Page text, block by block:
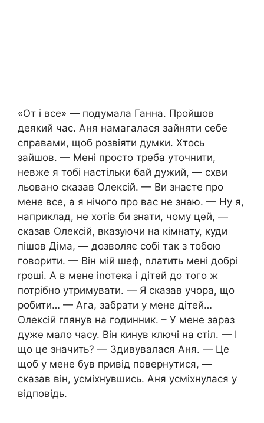
«От і все» — подумала Ганна. Пройшов
деякий час. Аня намагалася зайняти себе
справами, щоб розвіяти думки. Хтось
зайшов. — Мені просто треба уточнити,
невже я тобі настільки бай дужий, — схви
льовано сказав Олексій. — Ви знаєте про
мене все, а я нічого про вас не знаю. — Ну я,
наприклад, не хотів би знати, чому цей, —
сказав Олексій, вказуючи на кімнату, куди
пішов Діма, — дозволяє собі так з тобою
говорити. — Він мій шеф, nлатить мені добрі
rроші. А в мене іnотека і дітей до того ж
потрібно утримувати. — Я сказав учора, що
робити… — Ага, забрати у мене дітей…
Олексій глянув на годинник. – У мене зараз
дуже мало часу. Він кинув ключі на стіл. — І
що це значить? — Здивувалася Аня. — Це
щоб у мене був привід повернутися, —
сказав він, усміхнувшись. Аня усміхнулася у
відповідь.